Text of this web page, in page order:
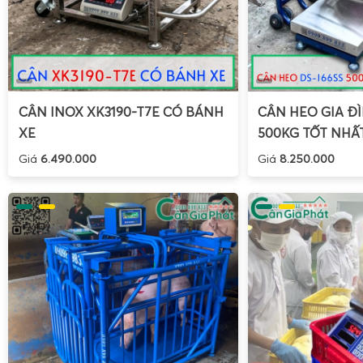
CÂN INOX XK3190-T7E CÓ BÁNH
XE
Giá 6.490.000
CÂN HEO GIA
500KG TỐT
Giá 8.250.000